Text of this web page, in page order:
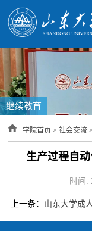
继续教育
学院首页 >社会交流
生产过程自
时间:
上一条： 山东大学成